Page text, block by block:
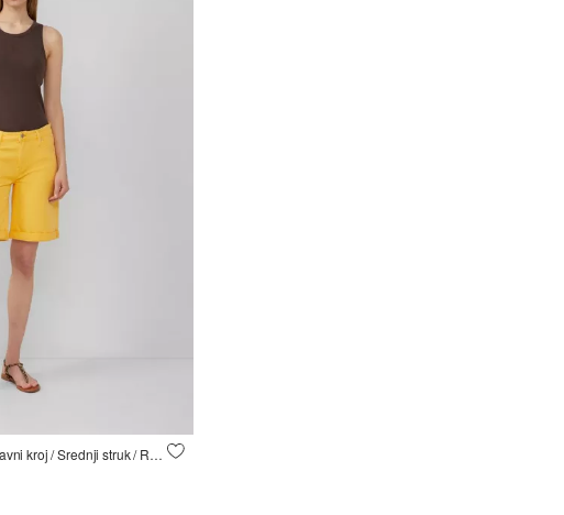
Bermude Karolin jeans / Ravni kroj / Srednji struk / Ravne nogavice